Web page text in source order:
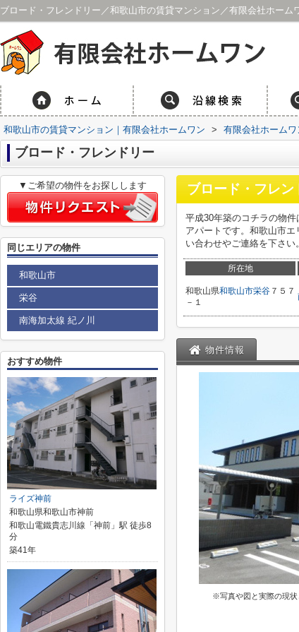
ブロード・フレンドリー／和歌山市の賃貸マンション／有限会社ホーム
和歌山市の賃貸マンション｜有限会社ホームワン > 有限会社ホーム
ブロード・フレンドリー
ブロード・フレン
平成30年築のコチラの物
アパートです。和歌山市
い合わせやご連絡を下さい。
所在地
和歌山県和歌山市栄谷 ７５７
－１
物件情報
※写真や図と実際の現状
▼ご希望の物件をお探しします
同じエリアの物件
和歌山市
栄谷
南海加太線 紀ノ川
おすすめ物件
ライズ神前
和歌山県和歌山市神前
和歌山電鐵貴志川線「神前」駅 徒歩8
分
築41年